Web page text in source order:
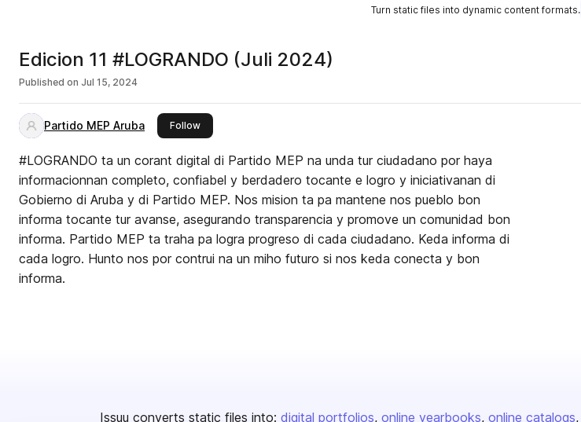
Turn static files into dynamic content formats.
Edicion 11 #LOGRANDO (Juli 2024)
Published on Jul 15, 2024
Partido MEP Aruba Followthis publisher
#LOGRANDO ta un corant digital di Partido MEP na unda tur ciudadano por haya
informacionnan completo, confiabel y berdadero tocante e logro y iniciativanan di
Gobierno di Aruba y di Partido MEP. Nos mision ta pa mantene nos pueblo bon
informa tocante tur avanse, asegurando transparencia y promove un comunidad bon
informa. Partido MEP ta traha pa logra progreso di cada ciudadano. Keda informa di
cada logro. Hunto nos por contrui na un miho futuro si nos keda conecta y bon
informa.
Issuu converts static files into: digital portfolios online yearbooks online catalogs